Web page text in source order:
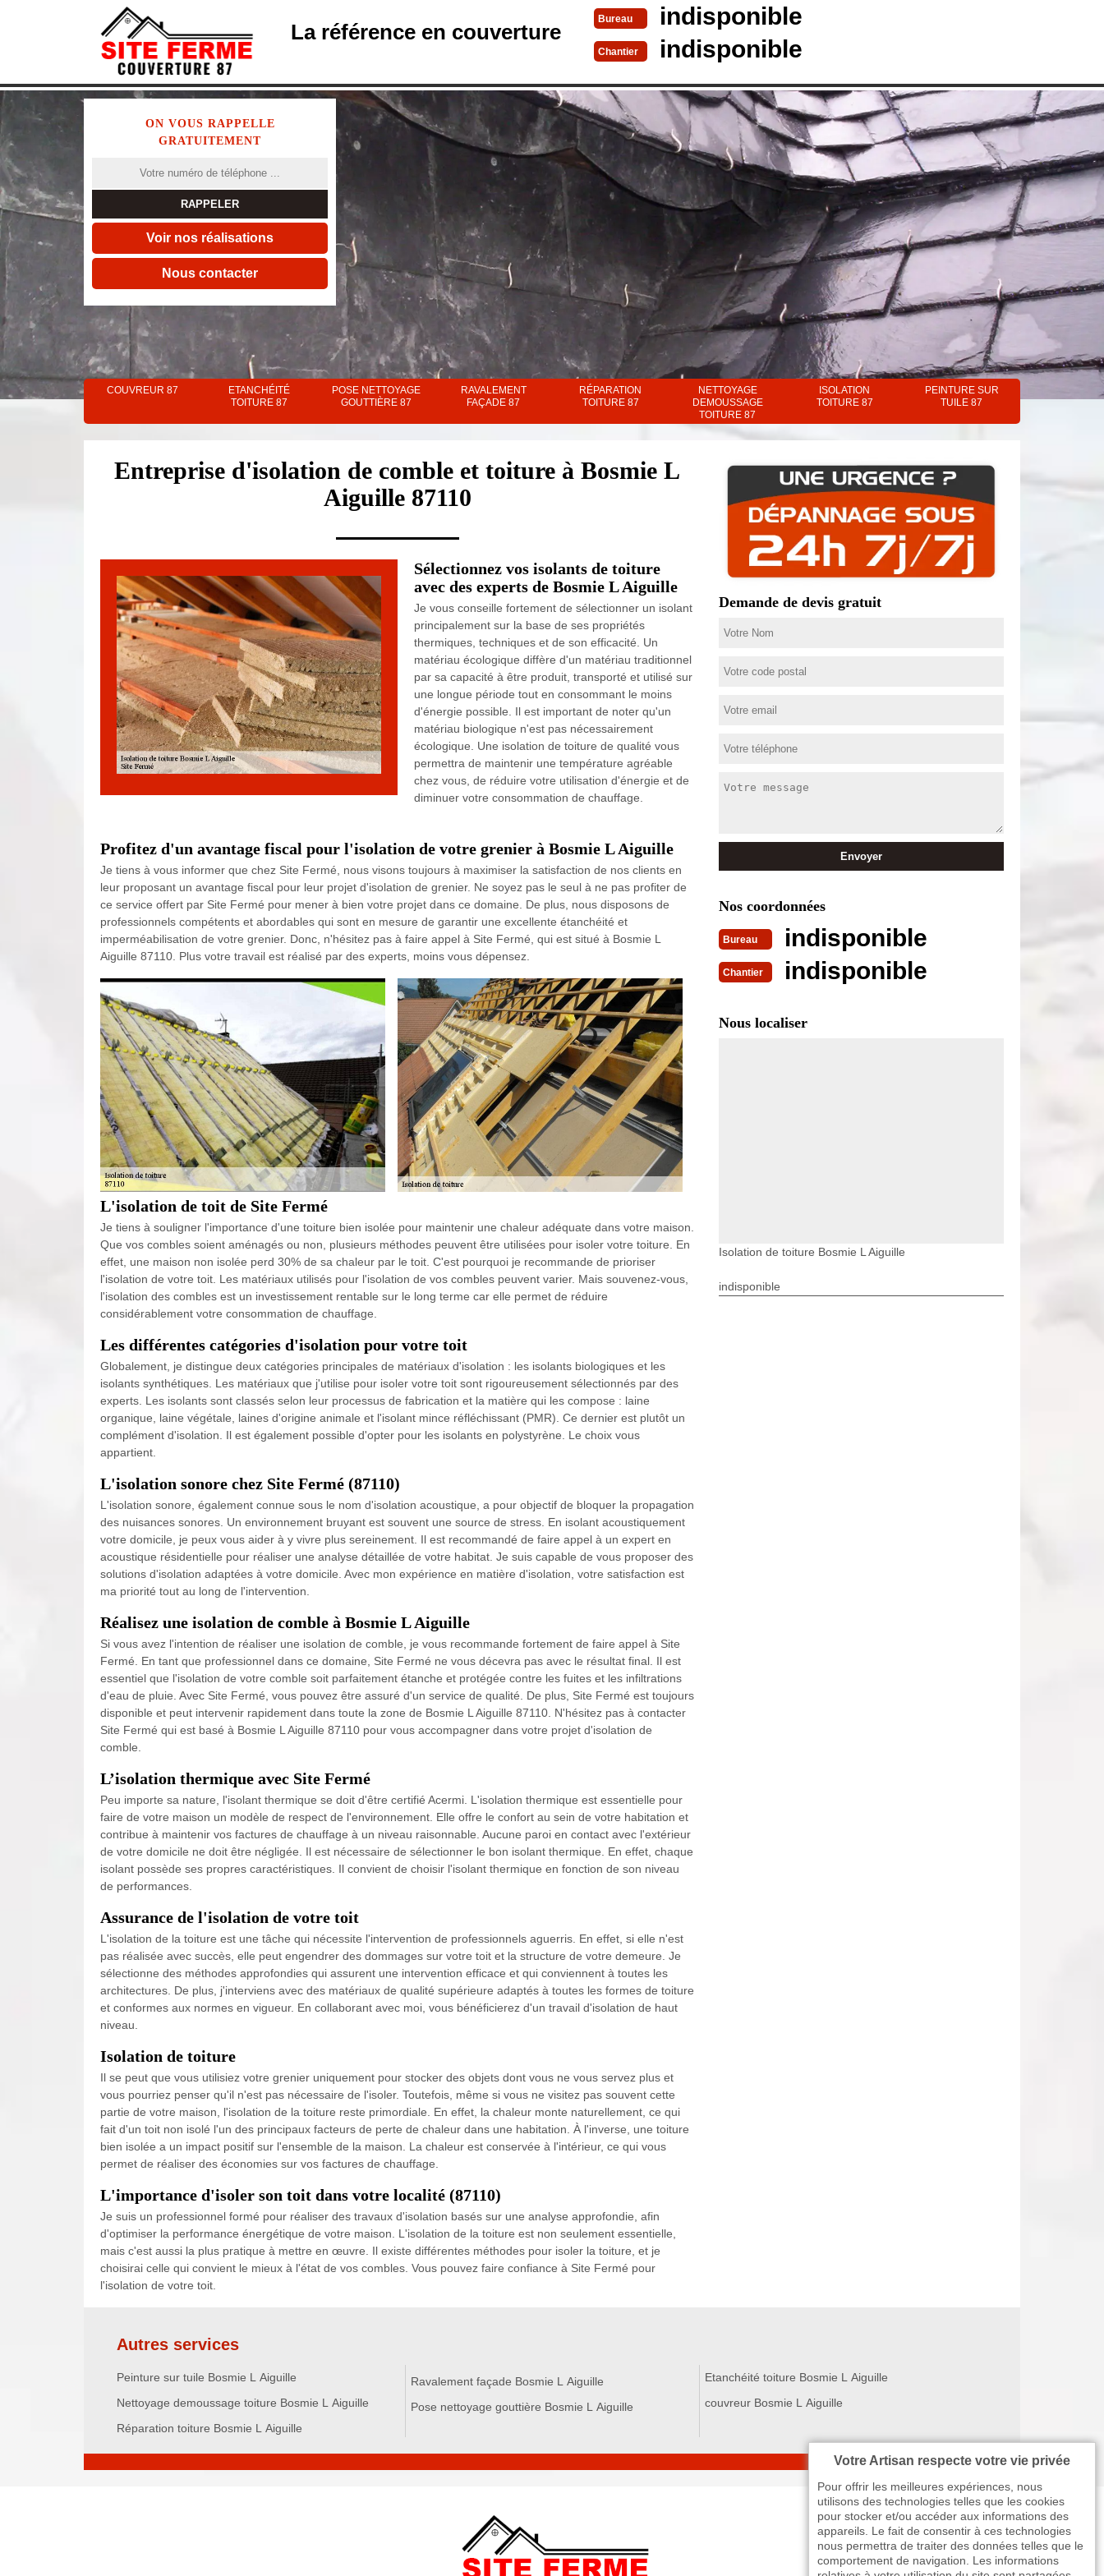
La référence en couverture
Bureau indisponible
Chantier indisponible
ON VOUS RAPPELLE
GRATUITEMENT
Voir nos réalisations
Nous contacter
COUVREUR 87
ETANCHÉITÉ
TOITURE 87
POSE NETTOYAGE
GOUTTIÈRE 87
RAVALEMENT
FAÇADE 87
RÉPARATION
TOITURE 87
NETTOYAGE
DEMOUSSAGE
TOITURE 87
ISOLATION
TOITURE 87
PEINTURE SUR
TUILE 87
Entreprise d'isolation de comble et toiture à Bosmie L
Aiguille 87110
Sélectionnez vos isolants de toiture
avec des experts de Bosmie L Aiguille
Je vous conseille fortement de sélectionner un isolant
principalement sur la base de ses propriétés
thermiques, techniques et de son efficacité. Un
matériau écologique diffère d'un matériau traditionnel
par sa capacité à être produit, transporté et utilisé sur
une longue période tout en consommant le moins
d'énergie possible. Il est important de noter qu'un
matériau biologique n'est pas nécessairement
écologique. Une isolation de toiture de qualité vous
permettra de maintenir une température agréable
chez vous, de réduire votre utilisation d'énergie et de
diminuer votre consommation de chauffage.
Profitez d'un avantage fiscal pour l'isolation de votre grenier à Bosmie L Aiguille
Je tiens à vous informer que chez Site Fermé, nous visons toujours à maximiser la satisfaction de nos clients en
leur proposant un avantage fiscal pour leur projet d'isolation de grenier. Ne soyez pas le seul à ne pas profiter de
ce service offert par Site Fermé pour mener à bien votre projet dans ce domaine. De plus, nous disposons de
professionnels compétents et abordables qui sont en mesure de garantir une excellente étanchéité et
imperméabilisation de votre grenier. Donc, n'hésitez pas à faire appel à Site Fermé, qui est situé à Bosmie L
Aiguille 87110. Plus votre travail est réalisé par des experts, moins vous dépensez.
L'isolation de toit de Site Fermé
Je tiens à souligner l'importance d'une toiture bien isolée pour maintenir une chaleur adéquate dans votre maison.
Que vos combles soient aménagés ou non, plusieurs méthodes peuvent être utilisées pour isoler votre toiture. En
effet, une maison non isolée perd 30% de sa chaleur par le toit. C'est pourquoi je recommande de prioriser
l'isolation de votre toit. Les matériaux utilisés pour l'isolation de vos combles peuvent varier. Mais souvenez-vous,
l'isolation des combles est un investissement rentable sur le long terme car elle permet de réduire
considérablement votre consommation de chauffage.
Les différentes catégories d'isolation pour votre toit
Globalement, je distingue deux catégories principales de matériaux d'isolation : les isolants biologiques et les
isolants synthétiques. Les matériaux que j'utilise pour isoler votre toit sont rigoureusement sélectionnés par des
experts. Les isolants sont classés selon leur processus de fabrication et la matière qui les compose : laine
organique, laine végétale, laines d'origine animale et l'isolant mince réfléchissant (PMR). Ce dernier est plutôt un
complément d'isolation. Il est également possible d'opter pour les isolants en polystyrène. Le choix vous
appartient.
L'isolation sonore chez Site Fermé (87110)
L'isolation sonore, également connue sous le nom d'isolation acoustique, a pour objectif de bloquer la propagation
des nuisances sonores. Un environnement bruyant est souvent une source de stress. En isolant acoustiquement
votre domicile, je peux vous aider à y vivre plus sereinement. Il est recommandé de faire appel à un expert en
acoustique résidentielle pour réaliser une analyse détaillée de votre habitat. Je suis capable de vous proposer des
solutions d'isolation adaptées à votre domicile. Avec mon expérience en matière d'isolation, votre satisfaction est
ma priorité tout au long de l'intervention.
Réalisez une isolation de comble à Bosmie L Aiguille
Si vous avez l'intention de réaliser une isolation de comble, je vous recommande fortement de faire appel à Site
Fermé. En tant que professionnel dans ce domaine, Site Fermé ne vous décevra pas avec le résultat final. Il est
essentiel que l'isolation de votre comble soit parfaitement étanche et protégée contre les fuites et les infiltrations
d'eau de pluie. Avec Site Fermé, vous pouvez être assuré d'un service de qualité. De plus, Site Fermé est toujours
disponible et peut intervenir rapidement dans toute la zone de Bosmie L Aiguille 87110. N'hésitez pas à contacter
Site Fermé qui est basé à Bosmie L Aiguille 87110 pour vous accompagner dans votre projet d'isolation de
comble.
L’isolation thermique avec Site Fermé
Peu importe sa nature, l'isolant thermique se doit d'être certifié Acermi. L'isolation thermique est essentielle pour
faire de votre maison un modèle de respect de l'environnement. Elle offre le confort au sein de votre habitation et
contribue à maintenir vos factures de chauffage à un niveau raisonnable. Aucune paroi en contact avec l'extérieur
de votre domicile ne doit être négligée. Il est nécessaire de sélectionner le bon isolant thermique. En effet, chaque
isolant possède ses propres caractéristiques. Il convient de choisir l'isolant thermique en fonction de son niveau
de performances.
Assurance de l'isolation de votre toit
L'isolation de la toiture est une tâche qui nécessite l'intervention de professionnels aguerris. En effet, si elle n'est
pas réalisée avec succès, elle peut engendrer des dommages sur votre toit et la structure de votre demeure. Je
sélectionne des méthodes approfondies qui assurent une intervention efficace et qui conviennent à toutes les
architectures. De plus, j'interviens avec des matériaux de qualité supérieure adaptés à toutes les formes de toiture
et conformes aux normes en vigueur. En collaborant avec moi, vous bénéficierez d'un travail d'isolation de haut
niveau.
Isolation de toiture
Il se peut que vous utilisiez votre grenier uniquement pour stocker des objets dont vous ne vous servez plus et
vous pourriez penser qu'il n'est pas nécessaire de l'isoler. Toutefois, même si vous ne visitez pas souvent cette
partie de votre maison, l'isolation de la toiture reste primordiale. En effet, la chaleur monte naturellement, ce qui
fait d'un toit non isolé l'un des principaux facteurs de perte de chaleur dans une habitation. À l'inverse, une toiture
bien isolée a un impact positif sur l'ensemble de la maison. La chaleur est conservée à l'intérieur, ce qui vous
permet de réaliser des économies sur vos factures de chauffage.
L'importance d'isoler son toit dans votre localité (87110)
Je suis un professionnel formé pour réaliser des travaux d'isolation basés sur une analyse approfondie, afin
d'optimiser la performance énergétique de votre maison. L'isolation de la toiture est non seulement essentielle,
mais c'est aussi la plus pratique à mettre en œuvre. Il existe différentes méthodes pour isoler la toiture, et je
choisirai celle qui convient le mieux à l'état de vos combles. Vous pouvez faire confiance à Site Fermé pour
l'isolation de votre toit.
Demande de devis gratuit
Nos coordonnées
Bureau indisponible
Chantier indisponible
Nous localiser
Isolation de toiture Bosmie L Aiguille
indisponible
Autres services
Peinture sur tuile Bosmie L Aiguille
Nettoyage demoussage toiture Bosmie L Aiguille
Réparation toiture Bosmie L Aiguille
Ravalement façade Bosmie L Aiguille
Pose nettoyage gouttière Bosmie L Aiguille
Etanchéité toiture Bosmie L Aiguille
couvreur Bosmie L Aiguille
Votre Artisan respecte votre vie privée
Pour offrir les meilleures expériences, nous
utilisons des technologies telles que les cookies
pour stocker et/ou accéder aux informations des
appareils. Le fait de consentir à ces technologies
nous permettra de traiter des données telles que le
comportement de navigation. Les informations